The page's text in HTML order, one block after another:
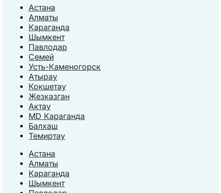
Астана
Алматы
Караганда
Шымкент
Павлодар
Семей
Усть-Каменогорск
Атырау
Кокшетау
Жезказган
Актау
MD Караганда
Балхаш
Темиртау
Астана
Алматы
Караганда
Шымкент